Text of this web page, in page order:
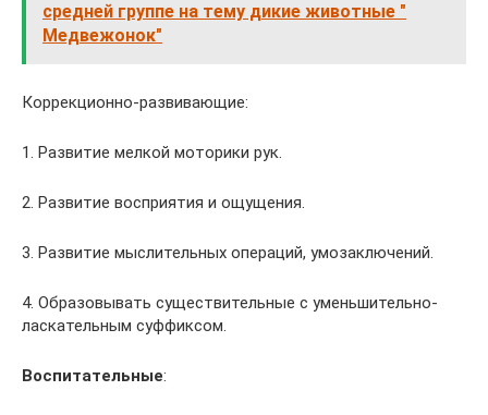
средней группе на тему дикие животные "
Медвежонок"
Коррекционно-развивающие:
1. Развитие мелкой моторики рук.
2. Развитие восприятия и ощущения.
3. Развитие мыслительных операций, умозаключений.
4. Образовывать существительные с уменьшительно-
ласкательным суффиксом.
Воспитательные: